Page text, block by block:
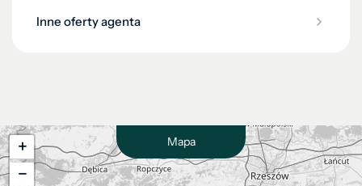
Inne oferty agenta
Mapa
+
−